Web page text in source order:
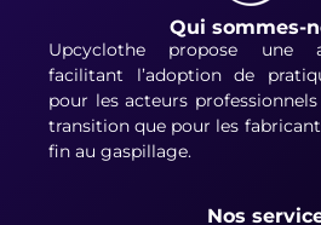
Qui sommes-
Upcyclothe propose une
facilitant l’adoption de
pour les acteurs
transition que pour les
fin au gaspillage.
Nos